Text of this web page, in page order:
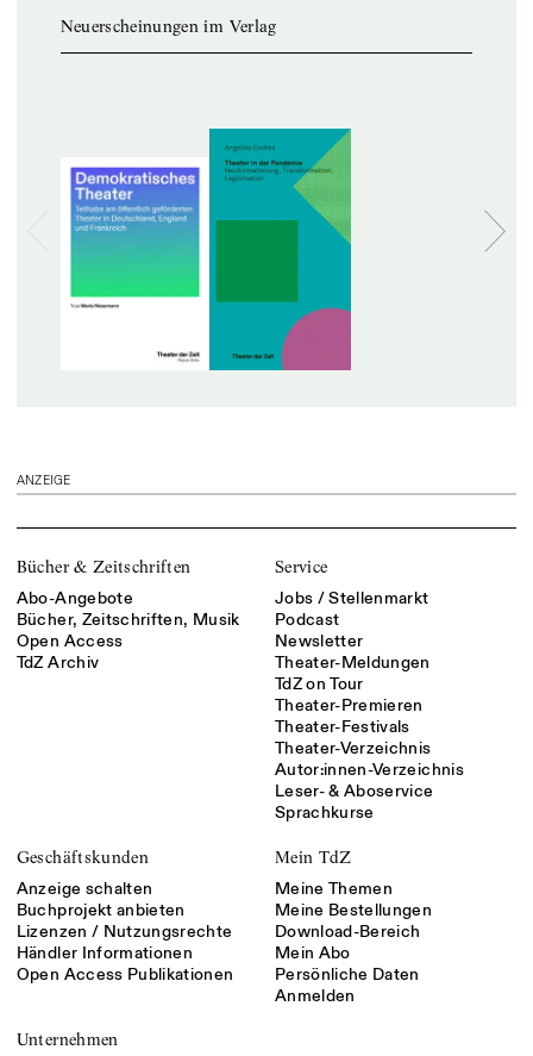
Neuerscheinungen im Verlag
ANZEIGE
Bücher & Zeitschriften
Abo-Angebote
Bücher, Zeitschriften, Musik
Open Access
TdZ Archiv
Service
Jobs / Stellenmarkt
Podcast
Newsletter
Theater-Meldungen
TdZ on Tour
Theater-Premieren
Theater-Festivals
Theater-Verzeichnis
Autor:innen-Verzeichnis
Leser- & Aboservice
Sprachkurse
Geschäftskunden
Anzeige schalten
Buchprojekt anbieten
Lizenzen / Nutzungsrechte
Händler Informationen
Open Access Publikationen
Mein TdZ
Meine Themen
Meine Bestellungen
Download-Bereich
Mein Abo
Persönliche Daten
Anmelden
Unternehmen